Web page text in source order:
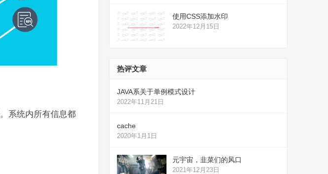
系统内所有信息都
使用CSS添加水印
2022年12月15日
热评文章
JAVA系关于单例模式设计
2022年11月21日
cache
2020年1月1日
元宇宙，韭菜们的风口
2021年12月23日